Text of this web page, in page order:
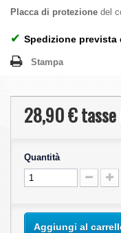
Placca di protezione del
✔ Spedizione prevista
Stampa
28,90 €tasse
Quantità
Aggiungi al